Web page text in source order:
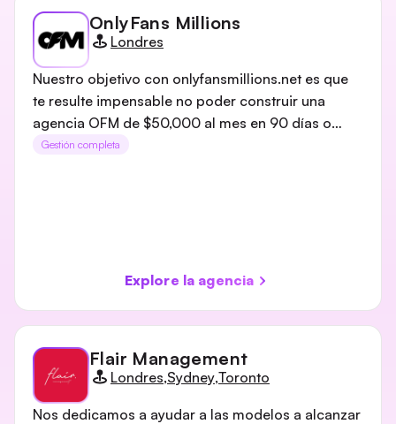
OnlyFans Millions
Londres
Nuestro objetivo con onlyfansmillions.net es que
te resulte impensable no poder construir una
agencia OFM de $50,000 al mes en 90 días o
menos. Deja que mi equipo instale los sistemas de
Gestión completa
Explore la agencia
Flair Management
Londres,Sydney,Toronto
Nos dedicamos a ayudar a las modelos a alcanzar